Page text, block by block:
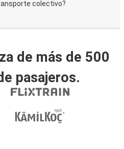
colectivo?
de más de 500
pasajeros.